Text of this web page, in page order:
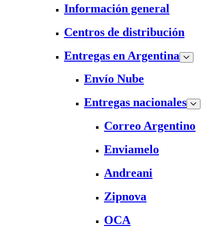
Información general
Centros de distribución
Entregas en Argentina
Envío Nube
Entregas nacionales
Correo Argentino
Enviamelo
Andreani
Zipnova
OCA